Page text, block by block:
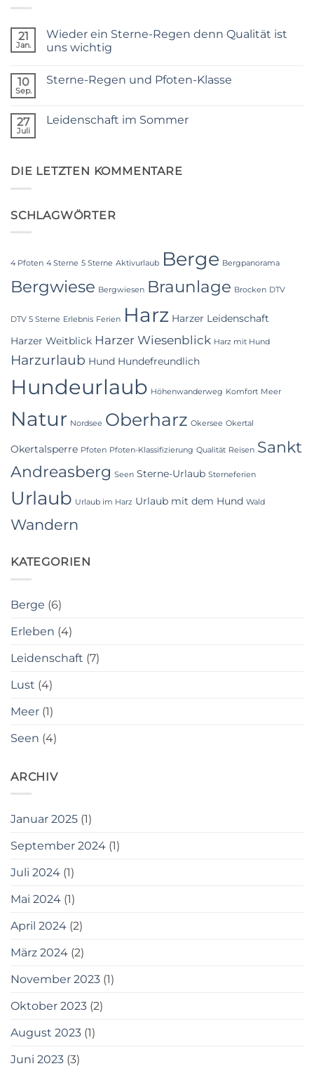
21
Jan.
Wieder ein Sterne-Regen denn Qualität ist
uns wichtig
zu
Regen
denn
10
Sep.
Sterne-Regen und Pfoten-Klasse
Sterne-
27
Juli
Leidenschaft im Sommer
im
DIE LETZTEN KOMMENTARE
SCHLAGWÖRTER
4 Pfoten 4 Sterne 5 Sterne Aktivurlaub Berge Bergpanorama
Bergwiese Bergwiesen Braunlage Brocken DTV
DTV 5 Sterne Erlebnis Ferien Harz Harzer Leidenschaft
Harzer Weitblick Harzer Wiesenblick Harz mit Hund
Harzurlaub Hund Hundefreundlich
Hundeurlaub Höhenwanderweg Komfort Meer
Natur Nordsee Oberharz Okersee Okertal
Okertalsperre Pfoten Pfoten-Klassifizierung Qualität Reisen Sankt
Andreasberg Seen Sterne-Urlaub Sterneferien
Urlaub Urlaub im Harz Urlaub mit dem Hund Wald
Wandern
KATEGORIEN
Berge (6)
Erleben (4)
Leidenschaft (7)
Lust (4)
Meer (1)
Seen (4)
ARCHIV
Januar 2025 (1)
September 2024 (1)
Juli 2024 (1)
Mai 2024 (1)
April 2024 (2)
März 2024 (2)
November 2023 (1)
Oktober 2023 (2)
August 2023 (1)
Juni 2023 (3)